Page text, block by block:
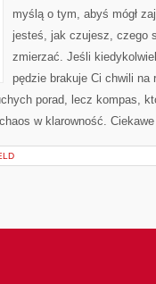
myślą o tym, abyś mógł
jesteś, jak czujesz, czego
zmierzać. Jeśli
pędzie brakuje Ci chwili na
porad, lecz kompas,
w klarowność.